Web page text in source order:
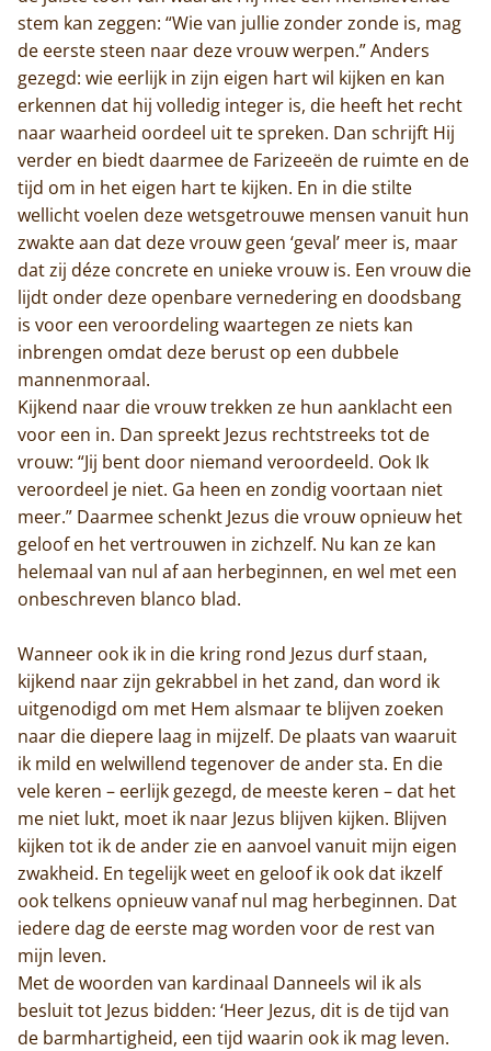
Trappisten
De abdij
Actueel
Monnik worden
Contact
stem kan zeggen: “Wie van jullie zonder zonde is, mag
de eerste steen naar deze vrouw werpen.” Anders
gezegd: wie eerlijk in zijn eigen hart wil kijken en kan
erkennen dat hij volledig integer is, die heeft het recht
naar waarheid oordeel uit te spreken. Dan schrijft Hij
verder en biedt daarmee de Farizeeën de ruimte en de
tijd om in het eigen hart te kijken. En in die stilte
wellicht voelen deze wetsgetrouwe mensen vanuit hun
zwakte aan dat deze vrouw geen ‘geval’ meer is, maar
dat zij déze concrete en unieke vrouw is. Een vrouw die
lijdt onder deze openbare vernedering en doodsbang
is voor een veroordeling waartegen ze niets kan
inbrengen omdat deze berust op een dubbele
mannenmoraal.
Kijkend naar die vrouw trekken ze hun aanklacht een
voor een in. Dan spreekt Jezus rechtstreeks tot de
vrouw: “Jij bent door niemand veroordeeld. Ook Ik
veroordeel je niet. Ga heen en zondig voortaan niet
meer.” Daarmee schenkt Jezus die vrouw opnieuw het
geloof en het vertrouwen in zichzelf. Nu kan ze kan
helemaal van nul af aan herbeginnen, en wel met een
onbeschreven blanco blad.
Wanneer ook ik in die kring rond Jezus durf staan,
kijkend naar zijn gekrabbel in het zand, dan word ik
uitgenodigd om met Hem alsmaar te blijven zoeken
naar die diepere laag in mijzelf. De plaats van waaruit
ik mild en welwillend tegenover de ander sta. En die
vele keren – eerlijk gezegd, de meeste keren – dat het
me niet lukt, moet ik naar Jezus blijven kijken. Blijven
kijken tot ik de ander zie en aanvoel vanuit mijn eigen
zwakheid. En tegelijk weet en geloof ik ook dat ikzelf
ook telkens opnieuw vanaf nul mag herbeginnen. Dat
iedere dag de eerste mag worden voor de rest van
mijn leven.
Met de woorden van kardinaal Danneels wil ik als
besluit tot Jezus bidden: ‘Heer Jezus, dit is de tijd van
de barmhartigheid, een tijd waarin ook ik mag leven.